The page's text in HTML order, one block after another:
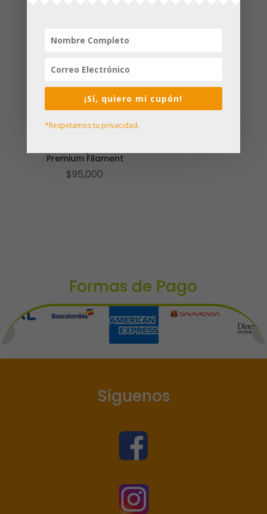
Grande/ Valor
Premium Filament
$95,000
Formas de Pago
Síguenos


¡Sí, quiero mi cupón!
*Respetamos tu privacidad.